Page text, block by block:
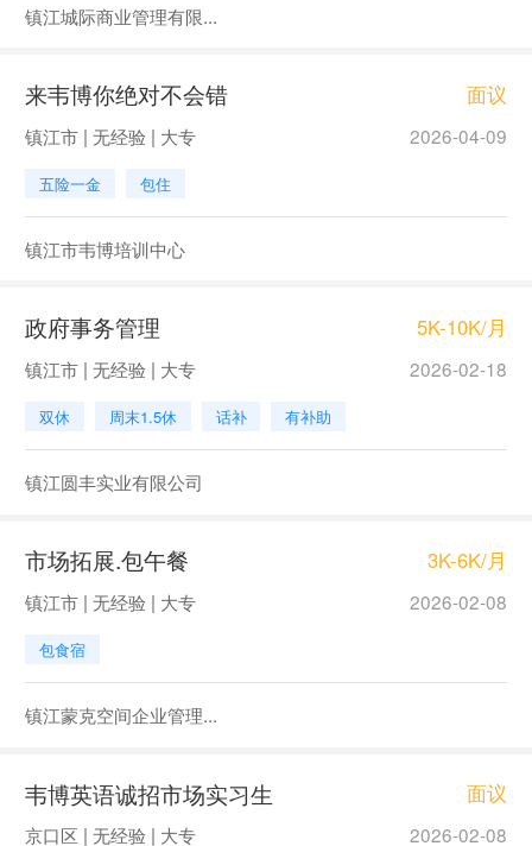
镇江城际商业管理有限...
来韦博你绝对不会错 面议
镇江市 | 无经验 | 大专 2026-04-09
五险一金 包住
镇江市韦博培训中心
政府事务管理 5K-10K/月
镇江市 | 无经验 | 大专 2026-02-18
双休 周末1.5休 话补 有补助
镇江圆丰实业有限公司
市场拓展.包午餐 3K-6K/月
镇江市 | 无经验 | 大专 2026-02-08
包食宿
镇江蒙克空间企业管理...
韦博英语诚招市场实习生 面议
京口区 | 无经验 | 大专 2026-02-08